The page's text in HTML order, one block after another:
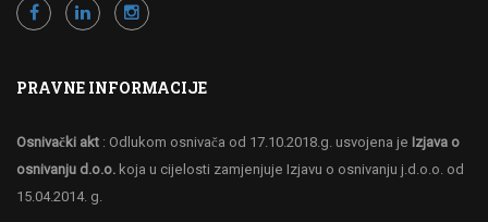
PRAVNE INFORMACIJE
Osnivački akt : Odlukom osnivača od 17.10.2018.g. usvojena je Izjava o
osnivanju d.o.o. koja u cijelosti zamjenjuje Izjavu o osnivanju j.d.o.o. od
15.04.2014. g.